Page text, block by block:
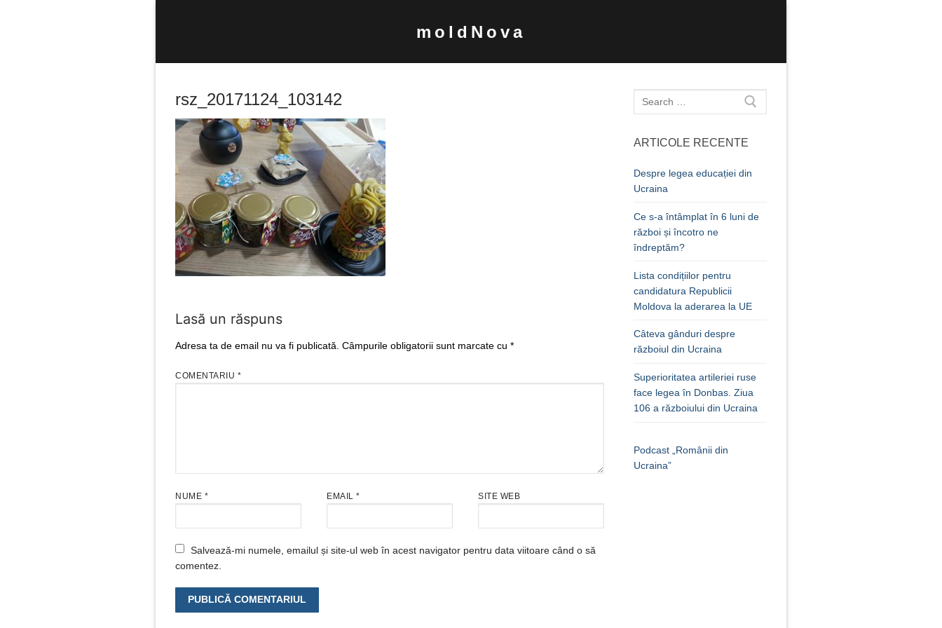
moldNova
Caută
după:
rsz_20171124_103142
Lasă un răspuns
Adresa ta de email nu va fi publicată. Câmpurile obligatorii sunt marcate cu *
COMENTARIU *
NUME * EMAIL * SITE WEB
Salvează-mi numele, emailul și site-ul web în acest navigator pentru data viitoare când o să
comentez.
Caută
după:
ARTICOLE RECENTE
Despre legea educației din
Ucraina
Ce s-a întâmplat în 6 luni de
război și încotro ne
îndreptăm?
Lista condițiilor pentru
candidatura Republicii
Moldova la aderarea la UE
Câteva gânduri despre
războiul din Ucraina
Superioritatea artileriei ruse
face legea în Donbas. Ziua
106 a războiului din Ucraina
Podcast „Românii din
Ucraina”